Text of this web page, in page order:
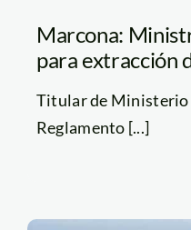
Marcona:
para extracción
Titular de Ministerio
Reglamento [...]